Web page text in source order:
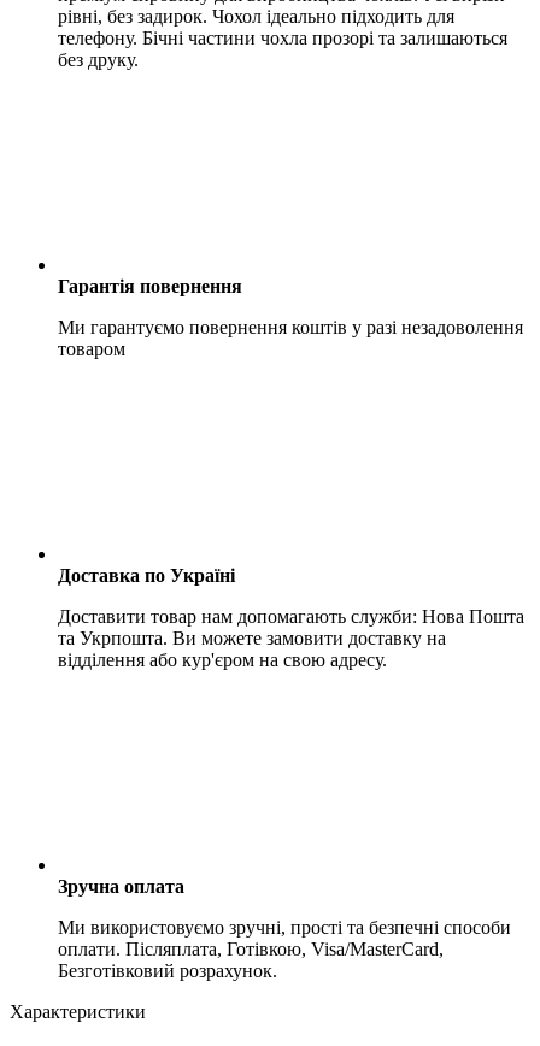
рівні, без задирок. Чохол ідеально підходить для
телефону. Бічні частини чохла прозорі та залишаються
без друку.
Гарантія повернення
Ми гарантуємо повернення коштів у разі незадоволення
товаром
Доставка по Україні
Доставити товар нам допомагають служби: Нова Пошта
та Укрпошта. Ви можете замовити доставку на
відділення або кур'єром на свою адресу.
Зручна оплата
Ми використовуємо зручні, прості та безпечні способи
оплати. Післяплата, Готівкою, Visa/MasterCard,
Безготівковий розрахунок.
Характеристики